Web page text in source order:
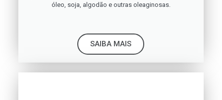
óleo, soja, algodão e outras oleaginosas.
SAIBA MAIS